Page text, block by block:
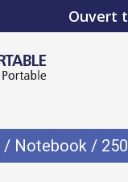
Ouvert
/ Notebook/